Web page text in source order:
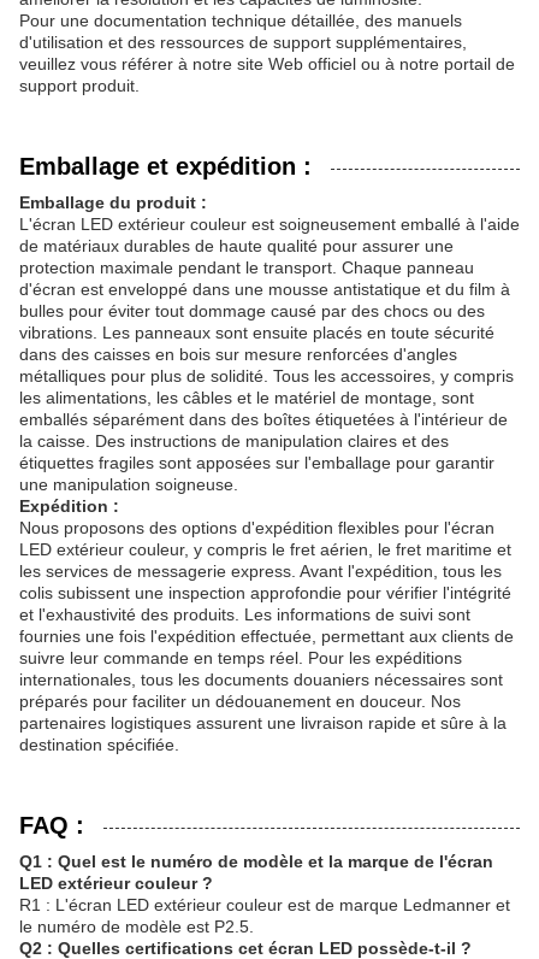
Pour une documentation technique détaillée, des manuels
d'utilisation et des ressources de support supplémentaires,
veuillez vous référer à notre site Web officiel ou à notre portail de
support produit.
Emballage et expédition :
Emballage du produit :
L'écran LED extérieur couleur est soigneusement emballé à l'aide
de matériaux durables de haute qualité pour assurer une
protection maximale pendant le transport. Chaque panneau
d'écran est enveloppé dans une mousse antistatique et du film à
bulles pour éviter tout dommage causé par des chocs ou des
vibrations. Les panneaux sont ensuite placés en toute sécurité
dans des caisses en bois sur mesure renforcées d'angles
métalliques pour plus de solidité. Tous les accessoires, y compris
les alimentations, les câbles et le matériel de montage, sont
emballés séparément dans des boîtes étiquetées à l'intérieur de
la caisse. Des instructions de manipulation claires et des
étiquettes fragiles sont apposées sur l'emballage pour garantir
une manipulation soigneuse.
Expédition :
Nous proposons des options d'expédition flexibles pour l'écran
LED extérieur couleur, y compris le fret aérien, le fret maritime et
les services de messagerie express. Avant l'expédition, tous les
colis subissent une inspection approfondie pour vérifier l'intégrité
et l'exhaustivité des produits. Les informations de suivi sont
fournies une fois l'expédition effectuée, permettant aux clients de
suivre leur commande en temps réel. Pour les expéditions
internationales, tous les documents douaniers nécessaires sont
préparés pour faciliter un dédouanement en douceur. Nos
partenaires logistiques assurent une livraison rapide et sûre à la
destination spécifiée.
FAQ :
Q1 : Quel est le numéro de modèle et la marque de l'écran
LED extérieur couleur ?
R1 : L'écran LED extérieur couleur est de marque Ledmanner et
le numéro de modèle est P2.5.
Q2 : Quelles certifications cet écran LED possède-t-il ?